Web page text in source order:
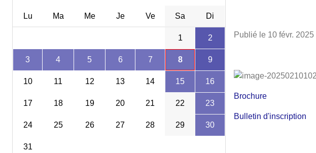
Publié le 10 févr. 2025
Brochure
Bulletin d'inscription
Lu Ma Me Je Ve Sa Di
1 2
3 4 5 6 7 8 9
10 11 12 13 14 15 16
17 18 19 20 21 22 23
24 25 26 27 28 29 30
31